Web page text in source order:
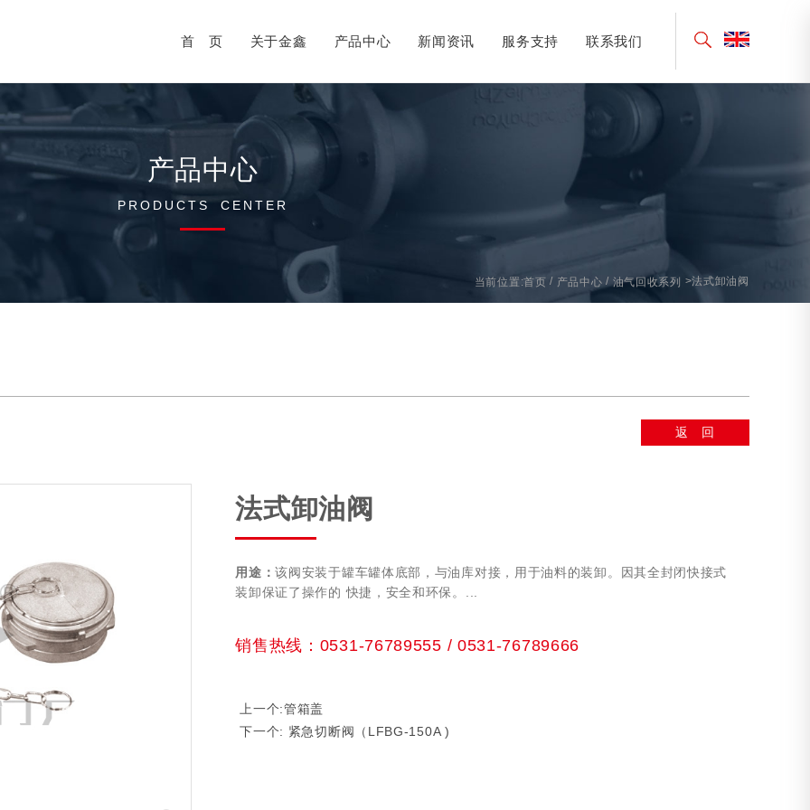
首 页 关于金鑫
装配制造 资质荣誉
产品中心
油气回收系列
新闻资讯
公司新闻
服务支持 联系我们
产品中心
PRODUCTS CENTER
当前位置:首页 / 产品中心 / 油气回收系列 >法式卸油阀
返 回
法式卸油阀
用途：该阀安装于罐车罐体底部，与油库对接，用于油料的装卸。因其全封闭快接式
装卸保证了操作的 快捷，安全和环保。...
销售热线：0531-76789555 / 0531-76789666
上一个:管箱盖
下一个: 紧急切断阀（LFBG-150A )